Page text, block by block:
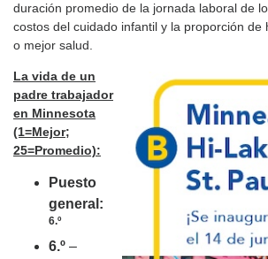
duración promedio de la jornada laboral de
costos del cuidado infantil y la proporción de
o mejor salud.
La vida de un
padre trabajador
en Minnesota
(1=Mejor;
25=Promedio):
Puesto
general:
6.º
6.º –